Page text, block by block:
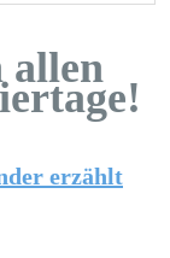
allen
erzählt